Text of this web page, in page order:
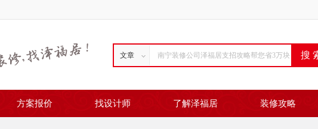
文章
方案报价 找设计师 了解泽福居 装修攻略